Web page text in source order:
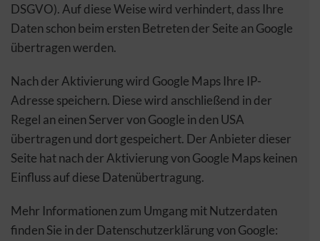
DSGVO). Auf diese Weise wird verhindert, dass Ihre
Daten schon beim ersten Betreten der Seite an Google
übertragen werden.
Nach der Aktivierung wird Google Maps Ihre IP-
Adresse speichern. Diese wird anschließend in der
Regel an einen Server von Google in den USA
übertragen und dort gespeichert. Der Anbieter dieser
Seite hat nach der Aktivierung von Google Maps keinen
Einfluss auf diese Datenübertragung.
Mehr Informationen zum Umgang mit Nutzerdaten
finden Sie in der Datenschutzerklärung von Google: